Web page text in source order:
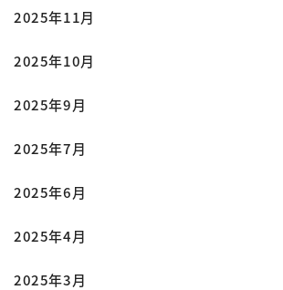
2025年11月
2025年10月
2025年9月
2025年7月
2025年6月
2025年4月
2025年3月